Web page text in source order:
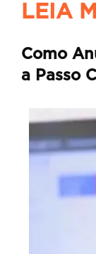
LEIA
Como
a Passo